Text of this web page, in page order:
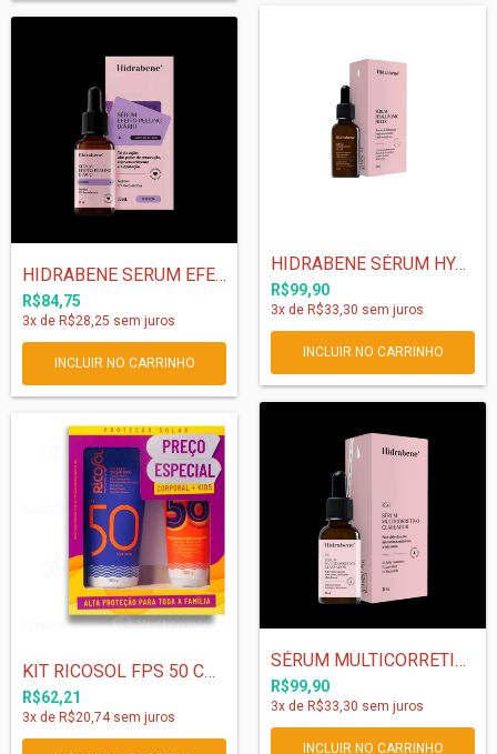
HIDRABENE SERUM EFEITO PEELING - 30 ml
R$84,75
3x de R$28,25 sem juros
HIDRABENE SÉRUM HYALURONIC FILLER - 30 M...
R$99,90
3x de R$33,30 sem juros
KIT RICOSOL FPS 50 CORPO 180g + FPS 50 K...
R$62,21
3x de R$20,74sem juros
SÉRUM MULTICORRETIVO CLAREADOR - 30 ML
R$99,90
3x de R$33,30 sem juros